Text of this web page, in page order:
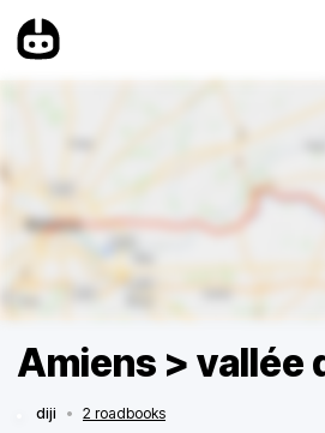
Amiens > vallée
diji • 2 roadbooks